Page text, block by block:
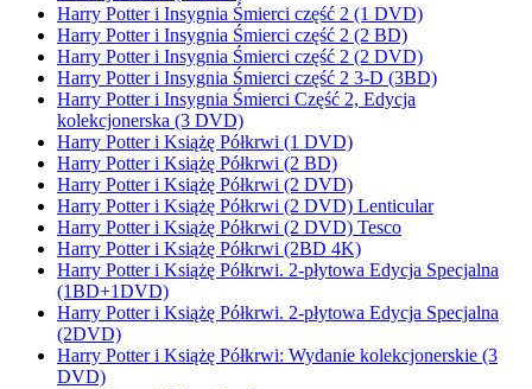
Harry Potter i Insygnia Śmierci część 2 (1 DVD)
Harry Potter i Insygnia Śmierci część 2 (2 BD)
Harry Potter i Insygnia Śmierci część 2 (2 DVD)
Harry Potter i Insygnia Śmierci część 2 3-D (3BD)
Harry Potter i Insygnia Śmierci Część 2, Edycja
kolekcjonerska (3 DVD)
Harry Potter i Książę Półkrwi (1 DVD)
Harry Potter i Książę Półkrwi (2 BD)
Harry Potter i Książę Półkrwi (2 DVD)
Harry Potter i Książę Półkrwi (2 DVD) Lenticular
Harry Potter i Książę Półkrwi (2 DVD) Tesco
Harry Potter i Książę Półkrwi (2BD 4K)
Harry Potter i Książę Półkrwi. 2-płytowa Edycja Specjalna
(1BD+1DVD)
Harry Potter i Książę Półkrwi. 2-płytowa Edycja Specjalna
(2DVD)
Harry Potter i Książę Półkrwi: Wydanie kolekcjonerskie (3
DVD)